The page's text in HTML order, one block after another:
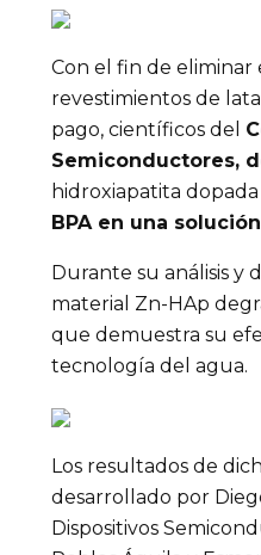
Con el fin de
revestimientos de
pago, científicos del
Semiconductores,
hidroxiapatita
BPA en una
Durante su análisis y
material Zn-HAp
que demuestra su
tecnología del agua.
Los resultados de
desarrollado por
Dispositivos